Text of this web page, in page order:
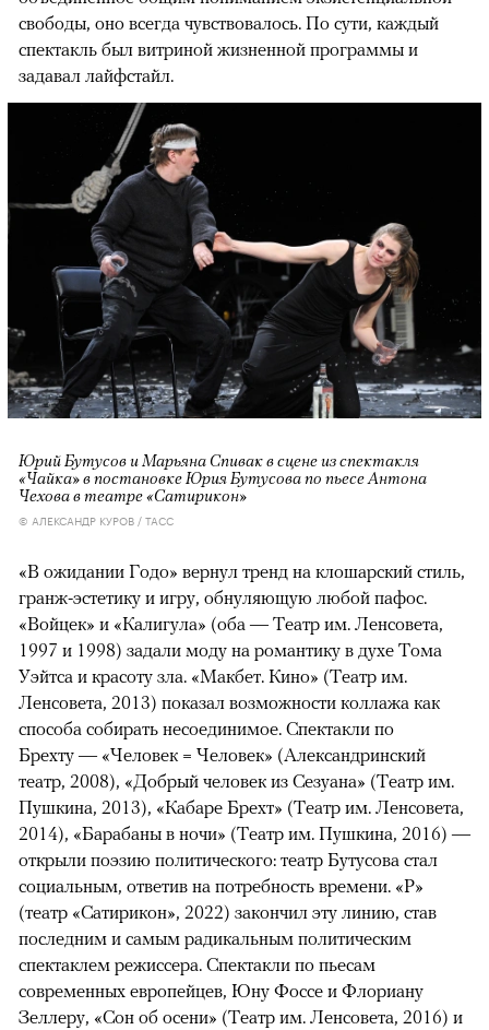
свободы, оно всегда чувствовалось. По сути, каждый
спектакль был витриной жизненной программы и
задавал лайфстайл.
Юрий Бутусов и Марьяна Спивак в сцене из спектакля
«Чайка» в постановке Юрия Бутусова по пьесе Антона
Чехова в театре «Сатирикон»
© АЛЕКСАНДР КУРОВ / ТАСС
«В ожидании Годо» вернул тренд на клошарский стиль,
гранж-эстетику и игру, обнуляющую любой пафос.
«Войцек» и «Калигула» (оба — Театр им. Ленсовета,
1997 и 1998) задали моду на романтику в духе Тома
Уэйтса и красоту зла. «Макбет. Кино» (Театр им.
Ленсовета, 2013) показал возможности коллажа как
способа собирать несоединимое. Спектакли по
Брехту — «Человек = Человек» (Александринский
театр, 2008), «Добрый человек из Сезуана» (Театр им.
Пушкина, 2013), «Кабаре Брехт» (Театр им. Ленсовета,
2014), «Барабаны в ночи» (Театр им. Пушкина, 2016) —
открыли поэзию политического: театр Бутусова стал
социальным, ответив на потребность времени. «Р»
(театр «Сатирикон», 2022) закончил эту линию, став
последним и самым радикальным политическим
спектаклем режиссера. Спектакли по пьесам
современных европейцев, Юну Фоссе и Флориану
Зеллеру, «Сон об осени» (Театр им. Ленсовета, 2016) и